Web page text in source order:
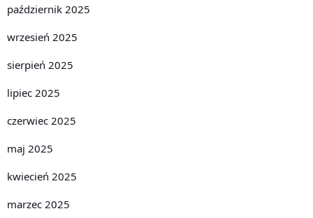
październik 2025
wrzesień 2025
sierpień 2025
lipiec 2025
czerwiec 2025
maj 2025
kwiecień 2025
marzec 2025